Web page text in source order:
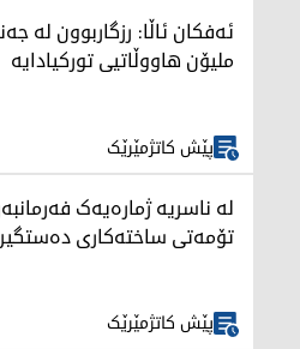
ملیۆن هاووڵاتیی تورکیادایە
پێش کاتژمێرێک
لە ناسریە ژمارەیەک
تۆمەتی ساختەکاری
پێش کاتژمێرێک